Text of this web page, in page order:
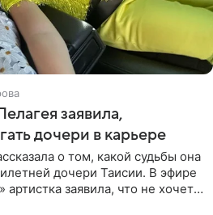
заявила,
дочери в карьере
о том, какой судьбы она
дочери Таисии. В эфире
заявила, что не хочет